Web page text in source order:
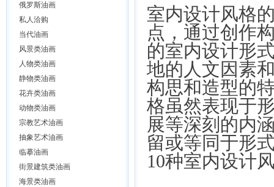
俄罗斯油画
私人洽购
当代油画
风景类油画
人物类油画
静物类油画
花卉类油画
动物类油画
宗教艺术油画
抽象艺术油画
临摹油画
街景建筑类油画
海景类油画
室内设计风格
点，通过创作
的室内设计形
地的人文因素
构思和造型的
格虽然表现于
展等深刻的内
留或等同于形
10种室内设计